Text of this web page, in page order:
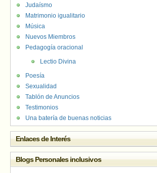
Judaísmo
Matrimonio igualitario
Música
Nuevos Miembros
Pedagogía oracional
Lectio Divina
Poesía
Sexualidad
Tablón de Anuncios
Testimonios
Una batería de buenas noticias
Enlaces de Interés
Blogs Personales inclusivos